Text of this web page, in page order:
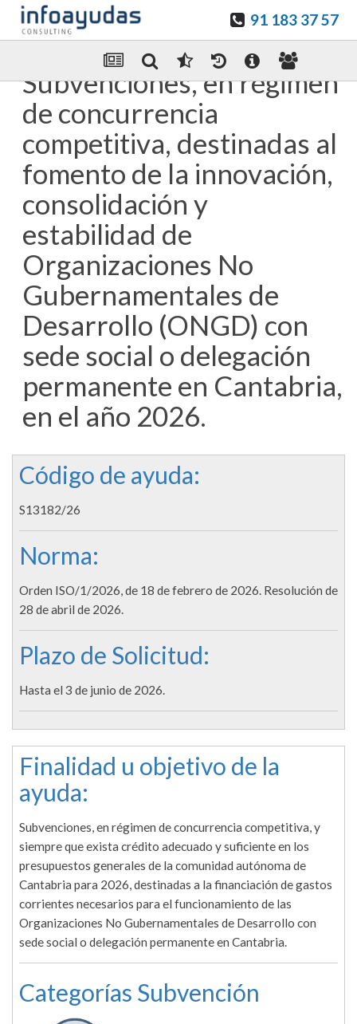
91 183 37 57
Enviar Por email
Subvenciones, en régimen
de concurrencia
competitiva, destinadas al
fomento de la innovación,
consolidación y
estabilidad de
Organizaciones No
Gubernamentales de
Desarrollo (ONGD) con
sede social o delegación
permanente en Cantabria,
en el año 2026.
Código de ayuda:
S13182/26
Norma:
Orden ISO/1/2026, de 18 de febrero de 2026. Resolución de
28 de abril de 2026.
Plazo de Solicitud:
Hasta el 3 de junio de 2026.
Finalidad u objetivo de la
ayuda:
Subvenciones, en régimen de concurrencia competitiva, y
siempre que exista crédito adecuado y suficiente en los
presupuestos generales de la comunidad autónoma de
Cantabria para 2026, destinadas a la financiación de gastos
corrientes necesarios para el funcionamiento de las
Organizaciones No Gubernamentales de Desarrollo con
sede social o delegación permanente en Cantabria.
Categorías Subvención